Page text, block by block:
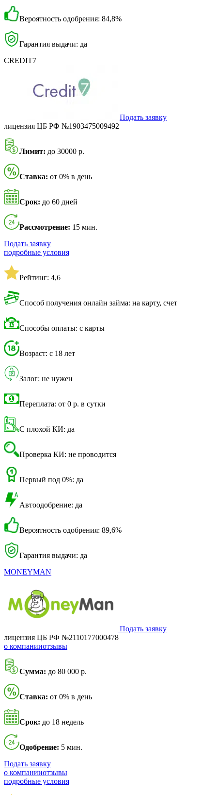
Вероятность одобрения: 84,8%
Гарантия выдачи: да
CREDIT7
Подать заявку
лицензия ЦБ РФ №1903475009492
Лимит: до 30000 р.
Ставка: от 0% в день
Срок: до 60 дней
Рассмотрение: 15 мин.
Подать заявку
подробные условия
Рейтинг: 4,6
Способ получения онлайн займа: на карту, счет
Способы оплаты: с карты
Возраст: с 18 лет
Залог: не нужен
Переплата: от 0 р. в сутки
С плохой КИ: да
Проверка КИ: не проводится
Первый под 0%: да
Автоодобрение: да
Вероятность одобрения: 89,6%
Гарантия выдачи: да
MONEYMAN
Подать заявку
лицензия ЦБ РФ №2110177000478
о компанииотзывы
Сумма: до 80 000 р.
Ставка: от 0% в день
Срок: до 18 недель
Одобрение: 5 мин.
Подать заявку
о компанииотзывы
подробные условия